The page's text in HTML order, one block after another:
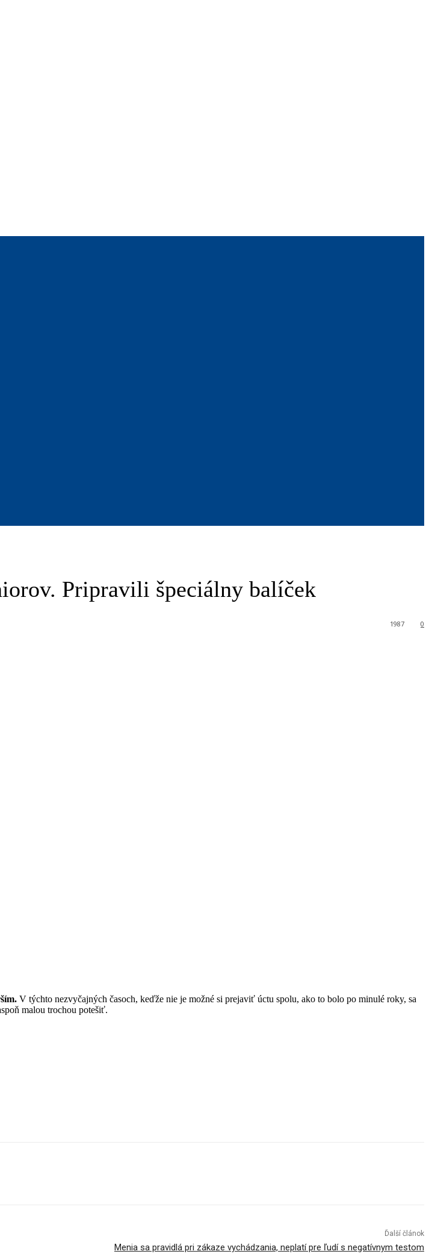
Pripravili špeciálny balíček
0
1987
V týchto nezvyčajných časoch, keďže nie je možné si prejaviť úctu spolu, ako to bolo po minulé roky, sa
malou trochou potešiť.
Ďalší článok
Menia sa pravidlá pri zákaze vychádzania, neplatí pre ľudí s negatívnym testom